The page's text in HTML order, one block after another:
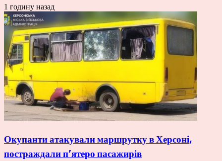
1 годину назад
Окупанти атакували маршрутку в Херсоні,
постраждали п’ятеро пасажирів